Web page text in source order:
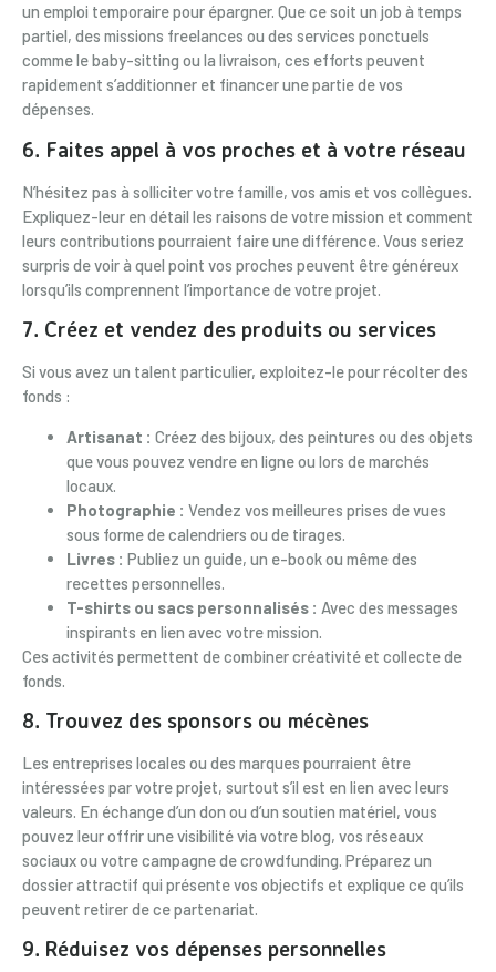
un emploi temporaire pour épargner. Que ce soit un job à temps
partiel, des missions freelances ou des services ponctuels
comme le baby-sitting ou la livraison, ces efforts peuvent
rapidement s’additionner et financer une partie de vos
dépenses.
6. Faites appel à vos proches et à votre réseau
N’hésitez pas à solliciter votre famille, vos amis et vos collègues.
Expliquez-leur en détail les raisons de votre mission et comment
leurs contributions pourraient faire une différence. Vous seriez
surpris de voir à quel point vos proches peuvent être généreux
lorsqu’ils comprennent l’importance de votre projet.
7. Créez et vendez des produits ou services
Si vous avez un talent particulier, exploitez-le pour récolter des
fonds :
Artisanat : Créez des bijoux, des peintures ou des objets
que vous pouvez vendre en ligne ou lors de marchés
locaux.
Photographie : Vendez vos meilleures prises de vues
sous forme de calendriers ou de tirages.
Livres : Publiez un guide, un e-book ou même des
recettes personnelles.
T-shirts ou sacs personnalisés : Avec des messages
inspirants en lien avec votre mission.
Ces activités permettent de combiner créativité et collecte de
fonds.
8. Trouvez des sponsors ou mécènes
Les entreprises locales ou des marques pourraient être
intéressées par votre projet, surtout s’il est en lien avec leurs
valeurs. En échange d’un don ou d’un soutien matériel, vous
pouvez leur offrir une visibilité via votre blog, vos réseaux
sociaux ou votre campagne de crowdfunding. Préparez un
dossier attractif qui présente vos objectifs et explique ce qu’ils
peuvent retirer de ce partenariat.
9. Réduisez vos dépenses personnelles